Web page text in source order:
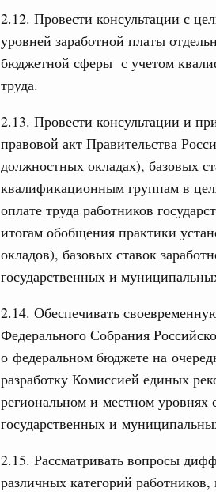
2.12. Провести консультации с
уровней заработной платы
бюджетной сферы с учетом
труда.
2.13. Провести консультации и
правовой акт Правительства
должностных окладах), базовых
квалификационным группам в
оплате труда работников
итогам обобщения практики
окладов), базовых ставок
государственных и
2.14. Обеспечивать
Федерального Собрания
о федеральном бюджете на
разработку Комиссией единых
региональном и местном уровнях
государственных и
2.15. Рассматривать вопросы
различных категорий